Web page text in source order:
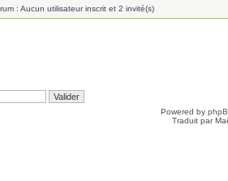
: Aucun utilisateur inscrit et 2 invité(s)
Powered by
Traduit par